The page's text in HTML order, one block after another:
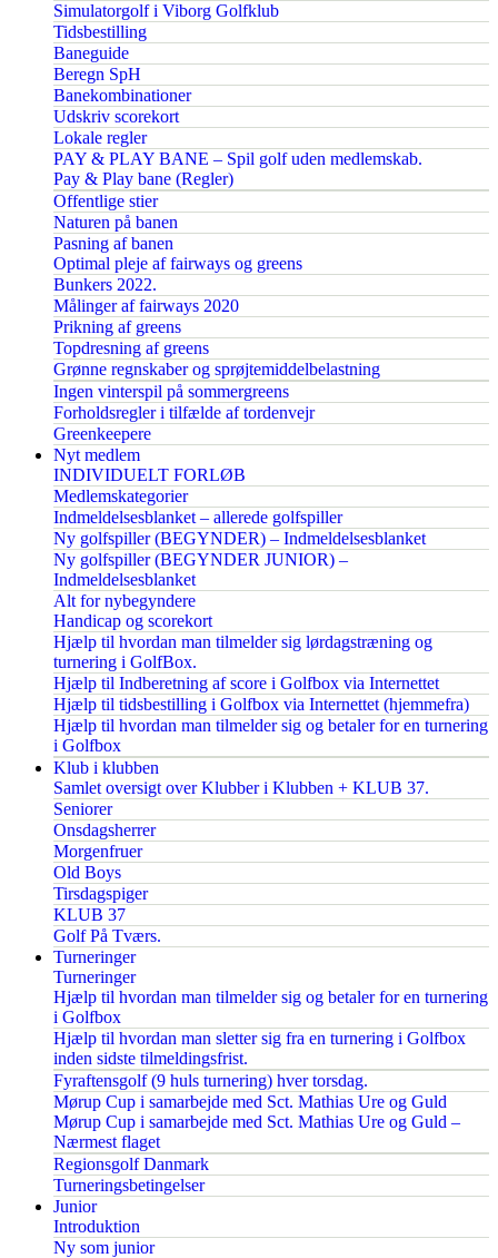
Simulatorgolf i Viborg Golfklub
Tidsbestilling
Baneguide
Beregn SpH
Banekombinationer
Udskriv scorekort
Lokale regler
PAY & PLAY BANE – Spil golf uden medlemskab.
Pay & Play bane (Regler)
Offentlige stier
Naturen på banen
Pasning af banen
Optimal pleje af fairways og greens
Bunkers 2022.
Målinger af fairways 2020
Prikning af greens
Topdresning af greens
Grønne regnskaber og sprøjtemiddelbelastning
Ingen vinterspil på sommergreens
Forholdsregler i tilfælde af tordenvejr
Greenkeepere
Nyt medlem
INDIVIDUELT FORLØB
Medlemskategorier
Indmeldelsesblanket – allerede golfspiller
Ny golfspiller (BEGYNDER) – Indmeldelsesblanket
Ny golfspiller (BEGYNDER JUNIOR) –
Indmeldelsesblanket
Alt for nybegyndere
Handicap og scorekort
Hjælp til hvordan man tilmelder sig lørdagstræning og
turnering i GolfBox.
Hjælp til Indberetning af score i Golfbox via Internettet
Hjælp til tidsbestilling i Golfbox via Internettet (hjemmefra)
Hjælp til hvordan man tilmelder sig og betaler for en turnering
i Golfbox
Klub i klubben
Samlet oversigt over Klubber i Klubben + KLUB 37.
Seniorer
Onsdagsherrer
Morgenfruer
Old Boys
Tirsdagspiger
KLUB 37
Golf På Tværs.
Turneringer
Turneringer
Hjælp til hvordan man tilmelder sig og betaler for en turnering
i Golfbox
Hjælp til hvordan man sletter sig fra en turnering i Golfbox
inden sidste tilmeldingsfrist.
Fyraftensgolf (9 huls turnering) hver torsdag.
Mørup Cup i samarbejde med Sct. Mathias Ure og Guld
Mørup Cup i samarbejde med Sct. Mathias Ure og Guld –
Nærmest flaget
Regionsgolf Danmark
Turneringsbetingelser
Junior
Introduktion
Ny som junior